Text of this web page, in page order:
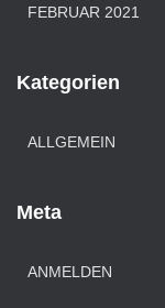
FEBRUAR 2021
Kategorien
ALLGEMEIN
Meta
ANMELDEN